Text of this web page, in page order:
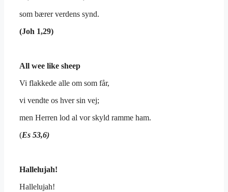
som bærer verdens synd.
(Joh 1,29)
All wee like sheep
Vi flakkede alle om som får,
vi vendte os hver sin vej;
men Herren lod al vor skyld ramme ham.
(Es 53,6)
Hallelujah!
Hallelujah!